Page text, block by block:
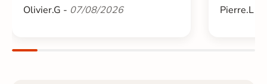
Olivier.G - 07/08/2026 Pierre.L -